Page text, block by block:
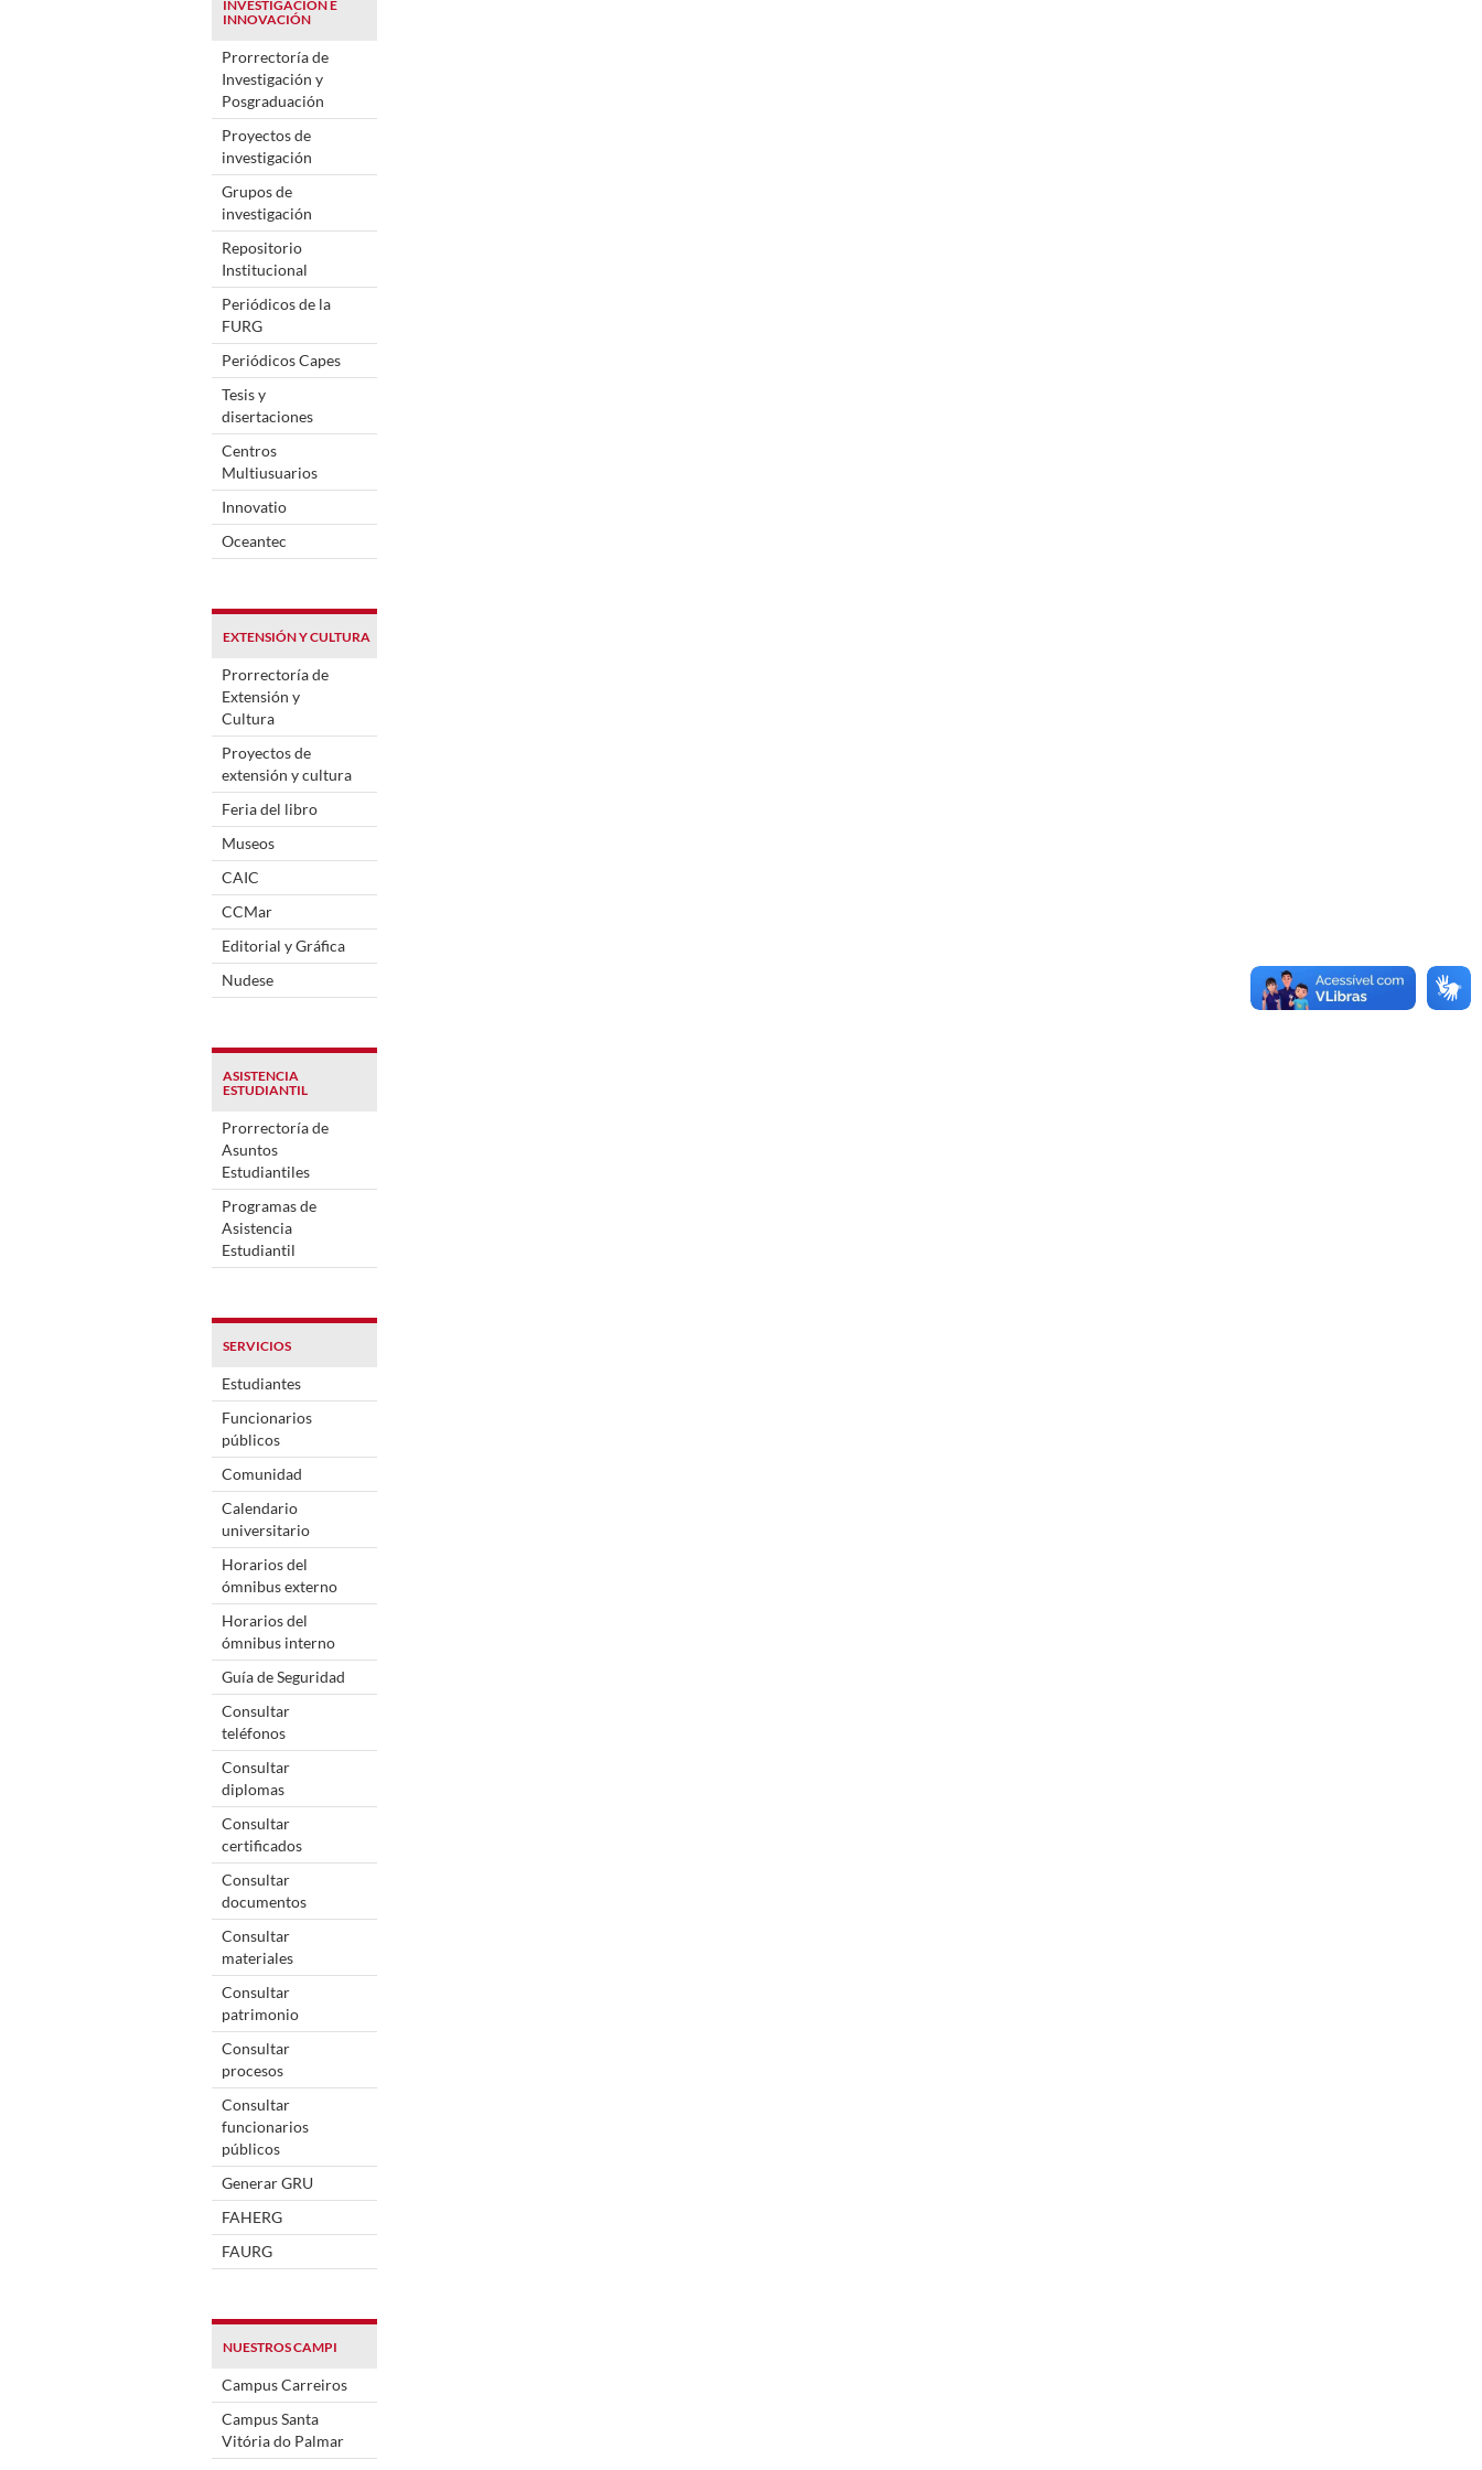
INVESTIGACIÓN E
INNOVACIÓN
Prorrectoría de
Investigación y
Posgraduación
Proyectos de
investigación
Grupos de
investigación
Repositorio
Institucional
Periódicos de la
FURG
Periódicos Capes
Tesis y
disertaciones
Centros
Multiusuarios
Innovatio
Oceantec
EXTENSIÓN Y CULTURA
Prorrectoría de
Extensión y
Cultura
Proyectos de
extensión y cultura
Feria del libro
Museos
CAIC
CCMar
Editorial y Gráfica
Nudese
ASISTENCIA
ESTUDIANTIL
Prorrectoría de
Asuntos
Estudiantiles
Programas de
Asistencia
Estudiantil
SERVICIOS
Estudiantes
Funcionarios
públicos
Comunidad
Calendario
universitario
Horarios del
ómnibus externo
Horarios del
ómnibus interno
Guía de Seguridad
Consultar
teléfonos
Consultar
diplomas
Consultar
certificados
Consultar
documentos
Consultar
materiales
Consultar
patrimonio
Consultar
procesos
Consultar
funcionarios
públicos
Generar GRU
FAHERG
FAURG
NUESTROS CAMPI
Campus Carreiros
Campus Santa
Vitória do Palmar